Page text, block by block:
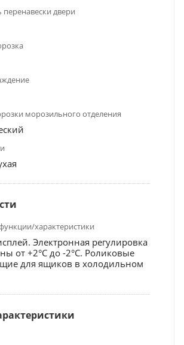
двери
морозильного отделения
характеристики
Электронная регулировка
от +2°C до -2°C. Роликовые
для ящиков в холодильном